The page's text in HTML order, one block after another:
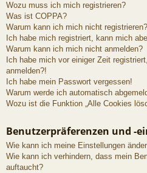
Wozu muss ich mich registrieren?
Was ist COPPA?
Warum kann ich mich nicht registrieren?
Ich habe mich registriert, kann mich
Warum kann ich mich nicht anmelden?
Ich habe mich vor einiger Zeit
anmelden?!
Ich habe mein Passwort vergessen!
Warum werde ich automatisch
Wozu ist die Funktion „Alle Cookies
Benutzerpräferenzen und -
Wie kann ich meine Einstellungen
Wie kann ich verhindern, dass mein
auftaucht?